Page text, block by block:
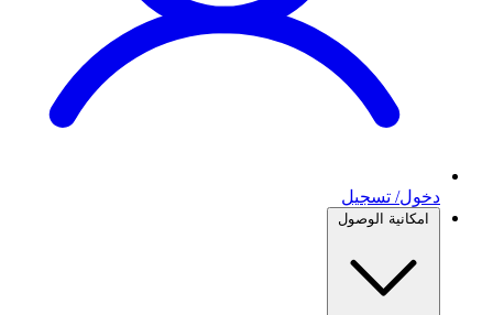
دخول/ تسجيل
امكانية الوصول